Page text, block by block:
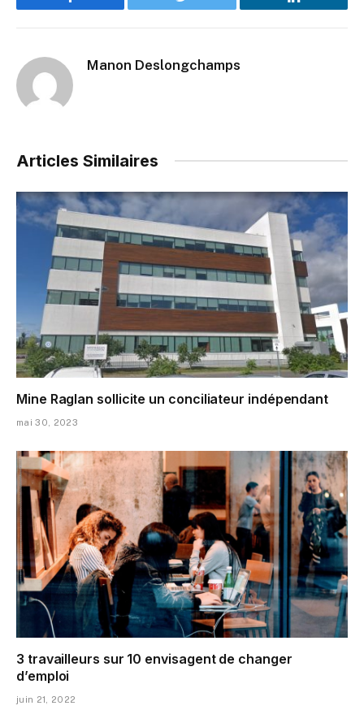
Facebook Twitter LinkedIn
Manon Deslongchamps
Articles Similaires
Mine Raglan sollicite un conciliateur indépendant
mai 30, 2023
3 travailleurs sur 10 envisagent de changer
d’emploi
juin 21, 2022